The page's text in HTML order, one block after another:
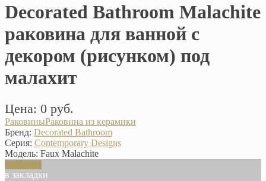
Decorated Bathroom Malachite
раковина для ванной с
декором (рисунком) под
малахит
Цена: 0 руб.
РаковиныРаковина из керамики
Бренд: Decorated Bathroom
Серия: Contemporary Designs
Модель: Faux Malachite
в закладки